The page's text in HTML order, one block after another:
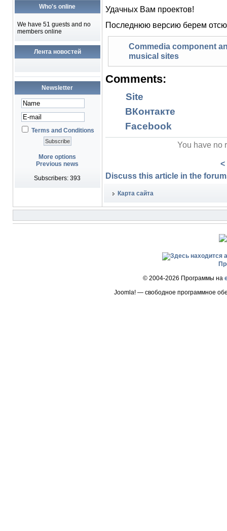
Who's online
We have 51 guests and no
members online
Лента новостей
Newsletter
Terms and Conditions
More options
Previous news
Subscribers: 393
Удачных Вам проектов!
Последнюю версию берем
Commedia component
musical sites
Comments:
Site
ВКонтакте
Facebook
You have no
<
Discuss this article in the
Карта сайта
© 2004-2026 Программы на
Joomla! — свободное программное